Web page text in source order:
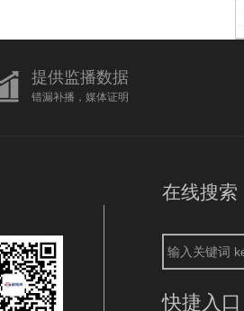
提供监播数据
错漏补播，媒体证明
在线搜索
快捷入口